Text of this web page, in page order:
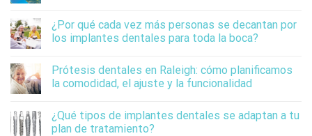
¿Por qué cada vez más personas se decantan por
los implantes dentales para toda la boca?
Prótesis dentales en Raleigh: cómo planificamos
la comodidad, el ajuste y la funcionalidad
¿Qué tipos de implantes dentales se adaptan a tu
plan de tratamiento?